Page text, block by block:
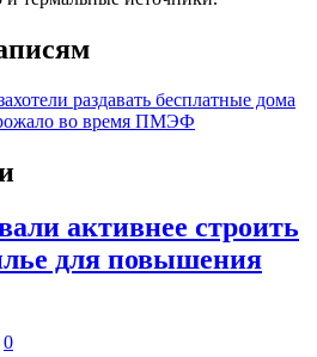
раздавать бесплатные дома
во время ПМЭФ
активнее строить
для повышения
0